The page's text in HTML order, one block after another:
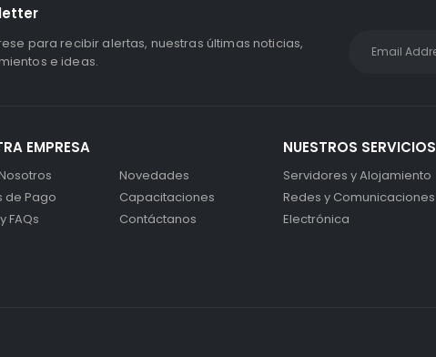
para recibir alertas, nuestras últimas noticias,
e ideas.
EMPRESA
de Pago
FAQs
Novedades
Capacitaciones
Contáctanos
NUESTROS SERVICIOS
Servidores y Alojamiento
Redes y Comunicaciones
Electrónica